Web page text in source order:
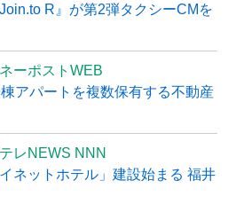
R』が第2弾タクシーCMを
ーポストWEB
アパートを複数保有する不動産
レNEWS NNN
ネットホテル」建設始まる 福井